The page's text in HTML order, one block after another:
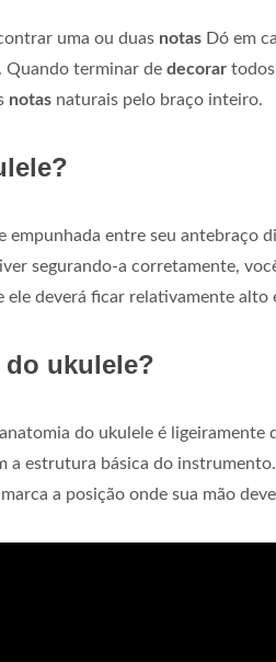
uma ou duas notas Dó em
Quando terminar de decorar
notas naturais pelo braço inteiro.
empunhada entre seu antebraço
segurando-a corretamente,
ele deverá ficar relativamente
do ukulele?
do ukulele é
a estrutura básica do
a posição onde sua mão